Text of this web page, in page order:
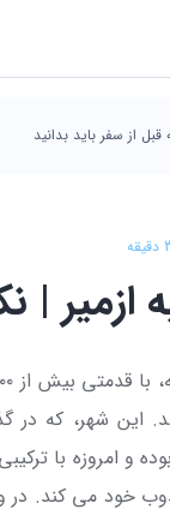
از سفر باید بدانید
دقیقه
ازمیر |
این شهر، که در
بوده و امروزه
خود می کند. در